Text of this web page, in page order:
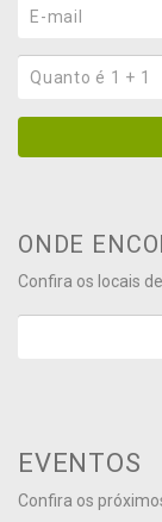
ONDE
Confira os locais
EVENTOS
Confira os